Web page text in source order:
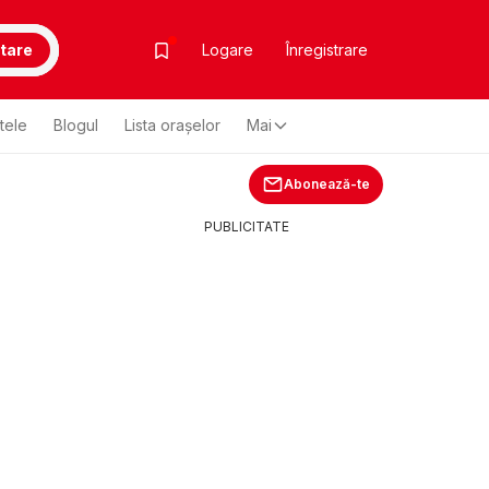
Logare Înregistrare
Blogul Lista oraşelor Mai
Abonează-te
PUBLICITATE